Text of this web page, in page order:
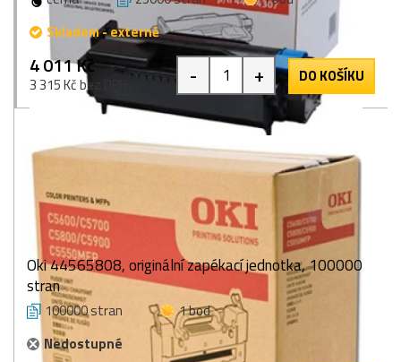
Skladem - externě
4 011 Kč
3 315 Kč bez DPH - + DO KOŠÍKU
Oki 44565808, originální zapékací jednotka, 100000
stran
100000 stran
1 bod
Nedostupné